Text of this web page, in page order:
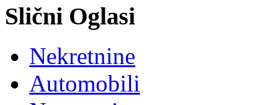
Slični Oglasi
Nekretnine
Automobili